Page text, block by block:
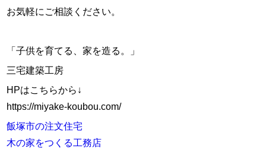
お気軽にご相談ください。
「子供を育てる、家を造る。」
三宅建築工房
HPはこちらから↓
https://miyake-koubou.com/
飯塚市の注文住宅
木の家をつくる工務店